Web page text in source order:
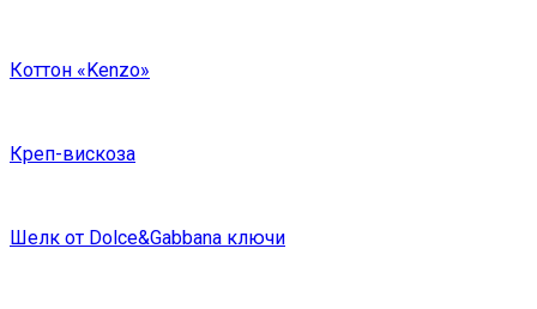
Коттон «Kenzo»
Креп-вискоза
Шелк от Dolce&Gabbana ключи